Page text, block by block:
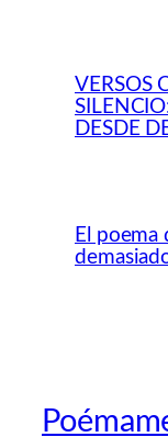
VERSOS
DESDE
El poema